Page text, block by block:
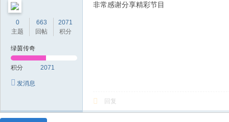
0
主题
663
回帖
2071
积分
绿茵传奇
积分 2071
发消息
非常感谢分享精彩节目
回复